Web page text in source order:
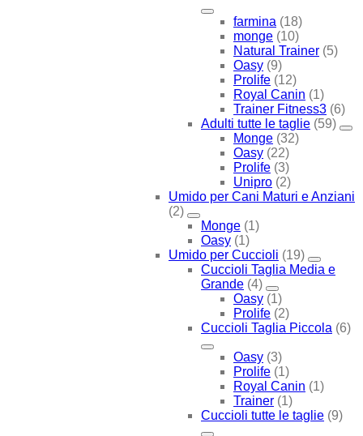
farmina (18)
monge (10)
Natural Trainer (5)
Oasy (9)
Prolife (12)
Royal Canin (1)
Trainer Fitness3 (6)
Adulti tutte le taglie (59)
Monge (32)
Oasy (22)
Prolife (3)
Unipro (2)
Umido per Cani Maturi e Anziani
(2)
Monge (1)
Oasy (1)
Umido per Cuccioli (19)
Cuccioli Taglia Media e
Grande (4)
Oasy (1)
Prolife (2)
Cuccioli Taglia Piccola (6)
Oasy (3)
Prolife (1)
Royal Canin (1)
Trainer (1)
Cuccioli tutte le taglie (9)